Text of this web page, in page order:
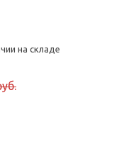
на складе